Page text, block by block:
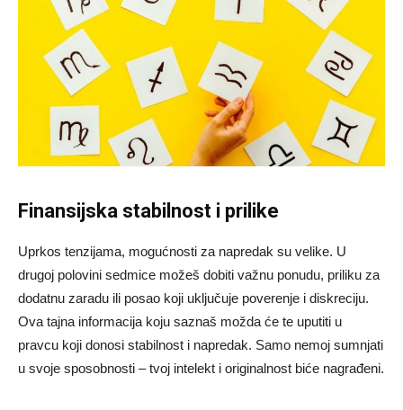
Finansijska stabilnost i prilike
Uprkos tenzijama, mogućnosti za napredak su velike. U
drugoj polovini sedmice možeš dobiti važnu ponudu, priliku za
dodatnu zaradu ili posao koji uključuje poverenje i diskreciju.
Ova tajna informacija koju saznaš možda će te uputiti u
pravcu koji donosi stabilnost i napredak. Samo nemoj sumnjati
u svoje sposobnosti – tvoj intelekt i originalnost biće nagrađeni.